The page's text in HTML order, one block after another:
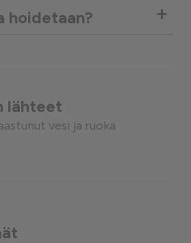
hoidetaan? +
lähteet
vesi ja ruoka